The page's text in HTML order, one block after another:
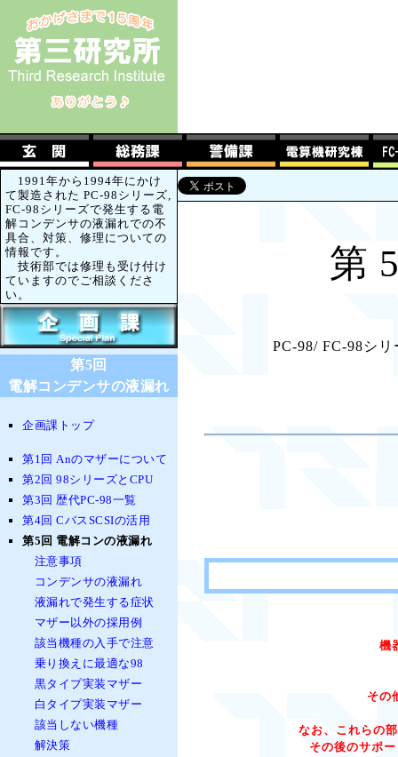
1991年から1994年にかけ
て製造された PC-98シリーズ,
FC-98シリーズで発生する電
解コンデンサの液漏れでの不
具合、対策、修理についての
情報です。
技術部では修理も受け付け
ていますのでご相談くださ
い。
第
PC-98/ FC-98シ
機
その
なお、これらの
その後のサポ
第5回
電解コンデンサの液漏れ
企画課トップ
第1回 Anのマザーについて
第2回 98シリーズとCPU
第3回 歴代PC-98一覧
第4回 CバスSCSIの活用
第5回 電解コンの液漏れ
注意事項
コンデンサの液漏れ
液漏れで発生する症状
マザー以外の採用例
該当機種の入手で注意
乗り換えに最適な98
黒タイプ実装マザー
白タイプ実装マザー
該当しない機種
解決策